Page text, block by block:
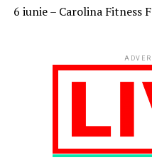
6 iunie – Carolina Fitness